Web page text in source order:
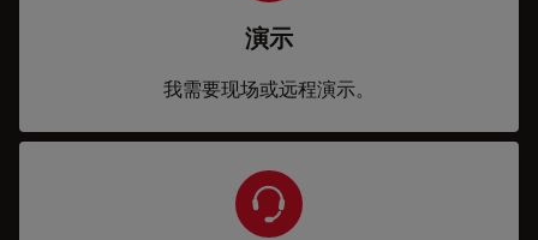
演示
我需要现场或远程演示。